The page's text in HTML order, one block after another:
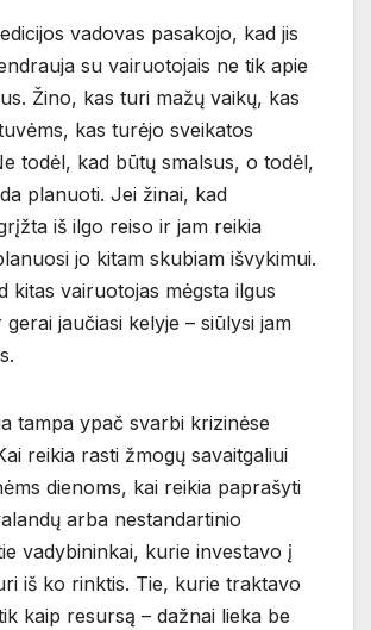
vadovas pasakojo, kad jis
su vairuotojais ne tik apie
Žino, kas turi mažų vaikų, kas
kas turėjo sveikatos
todėl, kad būtų smalsus, o todėl,
planuoti. Jei žinai, kad
iš ilgo reiso ir jam reikia
jo kitam skubiam išvykimui.
kitas vairuotojas mėgsta ilgus
jaučiasi kelyje – siūlysi jam
tampa ypač svarbi krizinėse
reikia rasti žmogų savaitgaliui
dienoms, kai reikia paprašyti
arba nestandartinio
vadybininkai, kurie investavo į
iš ko rinktis. Tie, kurie traktavo
kaip resursą – dažnai lieka be